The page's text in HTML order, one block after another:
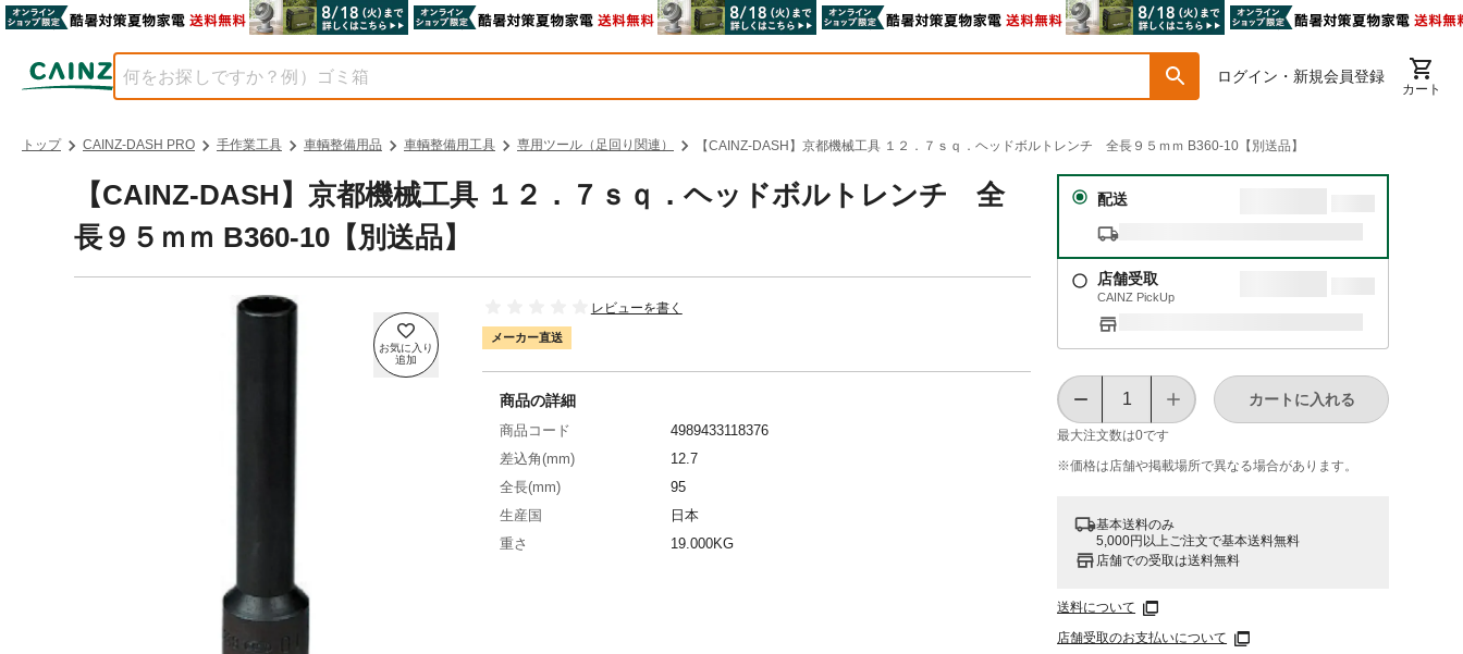
ログイン・新規会員登録
カート
トップ CAINZ-DASH PRO 手作業工具 車輌整備用品 車輌整備用工具 専用ツール（足回り関連） 【CAINZ-DASH】京都機械工具 １２．７ｓｑ．ヘッドボルトレンチ 全長９５ｍｍ B360-10【別送品】
【CAINZ-DASH】京都機械工具 １２．７ｓｑ．ヘッドボルトレンチ 全
長９５ｍｍ B360-10【別送品】
レビューを書く
メーカー直送
配送
店舗受取
CAINZ PickUp
最大注文数は0です
カートに入れる
※価格は​店舗や​掲載場所で​異なる​場合が​あります。
基本送料のみ
5,000円以上ご注文で基本送料無料
店舗での受取は送料無料
送料について
店舗受取のお支払いについて
商品の詳細
商品コード
4989433118376
差込角(mm)
12.7
全長(mm)
95
生産国
日本
重さ
19.000KG